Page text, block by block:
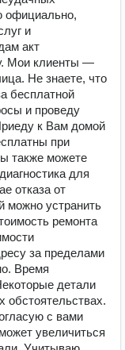
официально,
и
акт
Мои клиенты —
Не знаете, что
бесплатной
и проведу
к Вам домой
при
также можете
для
отказа от
можно устранить
ремонта
за пределами
Время
детали
обстоятельствах.
с вами
увеличиться